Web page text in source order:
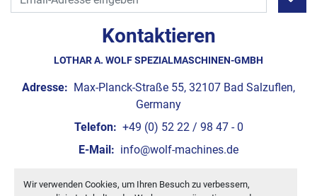
Wir verwenden Cookies, um Ihren Besuch zu verbessern,
Kontaktieren
LOTHAR A. WOLF SPEZIALMASCHINEN-GMBH
Adresse: Max-Planck-Straße 55, 32107 Bad Salzuflen,
Germany
Telefon: +49 (0) 52 22 / 98 47 - 0
E-Mail: info@wolf-machines.de
Cookie-Einstellungen